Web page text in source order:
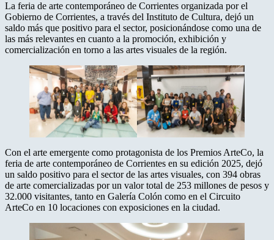
La feria de arte contemporáneo de Corrientes organizada por el
Gobierno de Corrientes, a través del Instituto de Cultura, dejó un
saldo más que positivo para el sector, posicionándose como una de
las más relevantes en cuanto a la promoción, exhibición y
comercialización en torno a las artes visuales de la región.
Con el arte emergente como protagonista de los Premios ArteCo, la
feria de arte contemporáneo de Corrientes en su edición 2025, dejó
un saldo positivo para el sector de las artes visuales, con 394 obras
de arte comercializadas por un valor total de 253 millones de pesos y
32.000 visitantes, tanto en Galería Colón como en el Circuito
ArteCo en 10 locaciones con exposiciones en la ciudad.